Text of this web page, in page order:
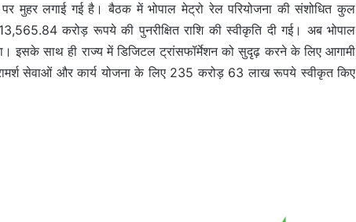
मुहर लगाई गई है। बैठक में भोपाल मेट्रो रेल परियोजना की संशोधित कुल
करोड़ रूपये की पुनरीक्षित राशि की स्वीकृति दी गई। अब भोपाल
इसके साथ ही राज्य में डिजिटल ट्रांसफॉर्मेशन को सुदृढ़ करने के लिए आगामी
सेवाओं और कार्य योजना के लिए 235 करोड़ 63 लाख रूपये स्वीकृत किए